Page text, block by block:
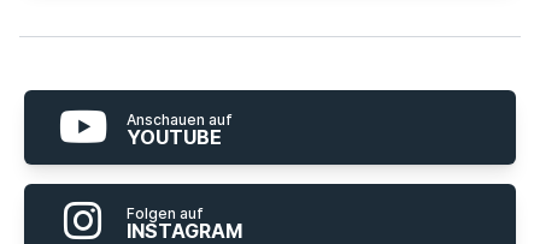
Anschauen auf
YOUTUBE
Folgen auf
INSTAGRAM